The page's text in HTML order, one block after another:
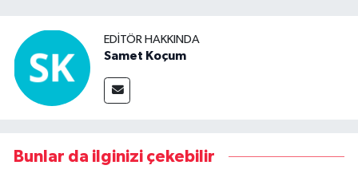
EDITÖR HAKKINDA
Samet Koçum
Bunlar da ilginizi çekebilir